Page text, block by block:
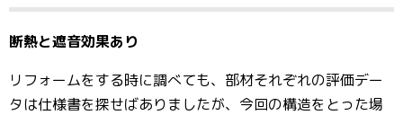
断熱と遮音効果あり
リフォームをする時に調べても、部材それぞれの評価デー
タは仕様書を探せばありましたが、今回の構造をとった場